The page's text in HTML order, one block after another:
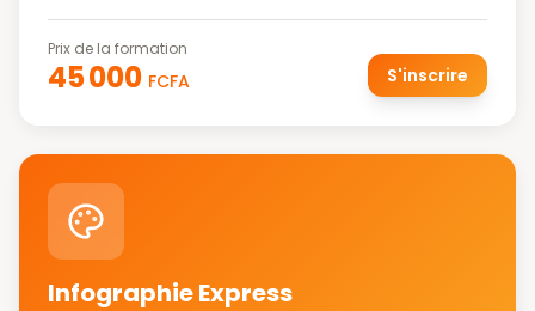
Prix de la formation
45 000 FCFA S'inscrire
Infographie Express